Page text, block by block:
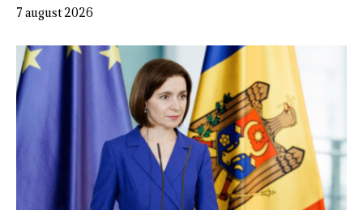
7 august 2026